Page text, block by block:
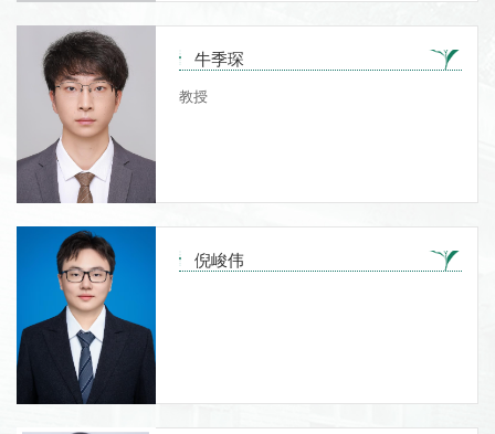
牛季琛
教授
倪峻伟